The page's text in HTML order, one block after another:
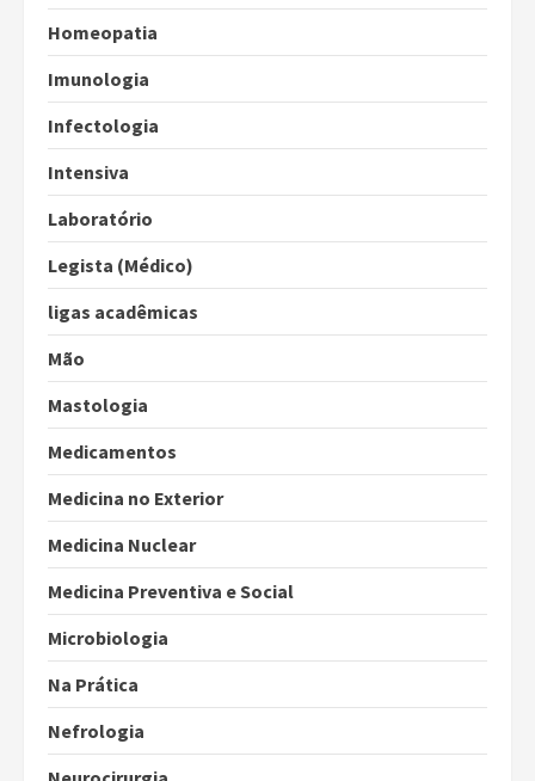
Homeopatia
Imunologia
Infectologia
Intensiva
Laboratório
Legista (Médico)
ligas acadêmicas
Mão
Mastologia
Medicamentos
Medicina no Exterior
Medicina Nuclear
Medicina Preventiva e Social
Microbiologia
Na Prática
Nefrologia